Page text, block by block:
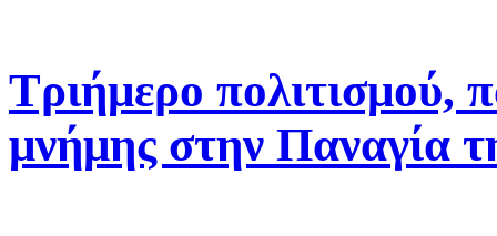
Τριήμερο πολιτισμού,
μνήμης στην Παναγία